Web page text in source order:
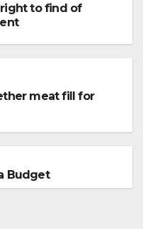
to find of
meat fill for
Budget